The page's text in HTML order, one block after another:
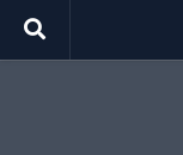
Skip to content